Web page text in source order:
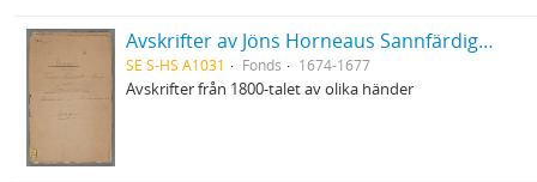
Avskrifter av Jöns Horneaus Sannfärdig berättelse om det för 100 år sedan förlupna grufverliga Trolldoms-Oväsendet i Sverige och Martin Brunnerus Betänkande om trolldomsväsendet
SE S-HS A1031 Fonds 1674-1677
Avskrifter från 1800-talet av olika händer